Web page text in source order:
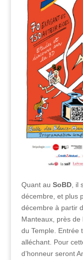
Quant au SoBD, il
décembre, et plus
décembre à partir
Manteaux, près de
du Temple. Entrée
alléchant. Pour
d’honneur seront